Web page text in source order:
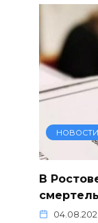
В